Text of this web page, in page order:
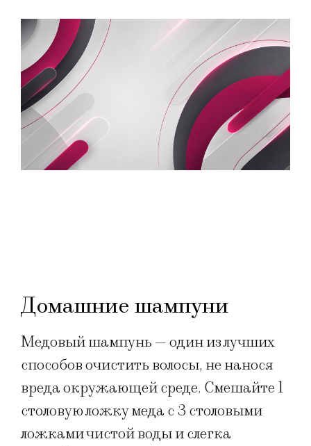
Домашние шампуни
Медовый шампунь — один из лучших
способов очистить волосы, не нанося
вреда окружающей среде. Смешайте 1
столовую ложку меда с 3 столовыми
ложками чистой воды и слегка